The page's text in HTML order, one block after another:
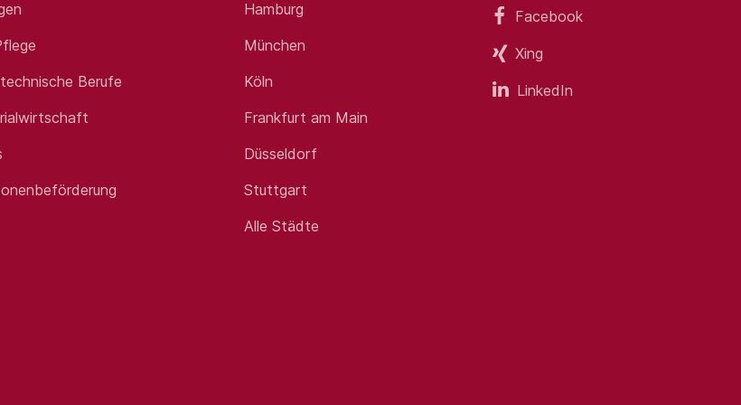
Berufsausbildung, z. B. zum Industriemechaniker, KFZ-Mechatroniker, Land- und
w/d) - Quereinsteiger mit technischem Verständnis sind ebenfalls erwünscht.
und Erfahrungen mit Bau- oder Landmaschinen, Arbeitsbühnen oder
einstellen können: Sie sind bereit für die Abenteuer im Außeneinsatz – auch zu
Altersvorsorge und eine Berufsunfähigkeitsversicherung.
Berufe
Hamburg
München
Köln
Frankfurt am Main
Düsseldorf
Stuttgart
Alle Städte
Facebook
Xing
LinkedIn